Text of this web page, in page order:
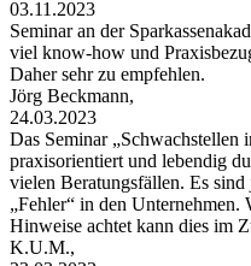
03.11.2023
Seminar an der
viel know-how und
Daher sehr zu empfehlen.
Jörg Beckmann,
24.03.2023
Das Seminar „Schwachstellen
praxisorientiert und lebendig
vielen Beratungsfällen. Es
„Fehler“ in den Unternehmen.
Hinweise achtet kann dies im
K.U.M.,